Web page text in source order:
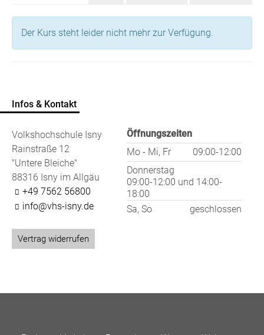
Der Kurs steht leider nicht mehr zur Verfügung.
Infos & Kontakt
Volkshochschule Isny
Rainstraße 12
"Untere Bleiche"
88316 Isny im Allgäu
+49 7562 56800
info@vhs-isny.de
Vertrag widerrufen
Öffnungszeiten
Mo - Mi, Fr
09:00-12:00
Donnerstag
09:00-12:00 und 14:00-
18:00
Sa, So
geschlossen